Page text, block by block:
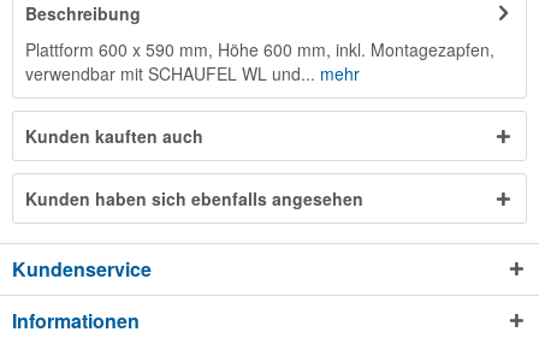
Beschreibung
Plattform 600 x 590 mm, Höhe 600 mm, inkl. Montagezapfen,
verwendbar mit SCHAUFEL WL und... mehr
Kunden kauften auch
Kunden haben sich ebenfalls angesehen
Kundenservice
Informationen